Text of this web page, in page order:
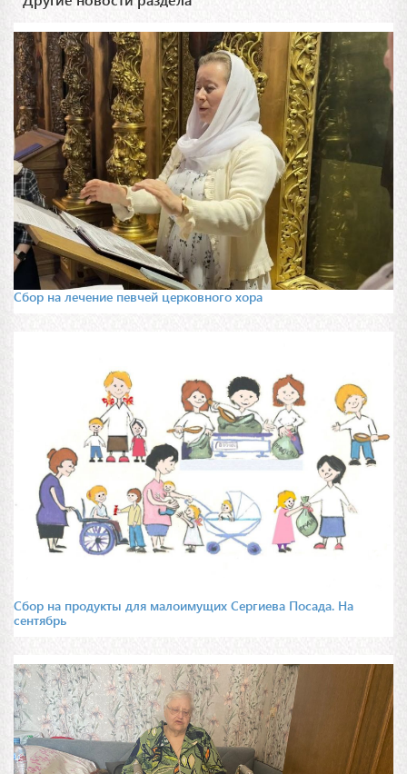
Сбор на лечение певчей церковного хора
Сбор на продукты для малоимущих Сергиева Посада. На
сентябрь